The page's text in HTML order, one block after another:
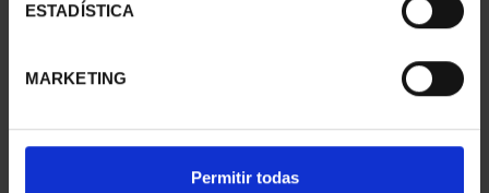
ESTADÍSTICA
MARKETING
Permitir todas
CIUDADES PATRIMONIO
CIUDADES PATRIMONIO